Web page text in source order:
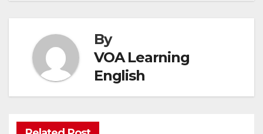
By
VOA Learning
English